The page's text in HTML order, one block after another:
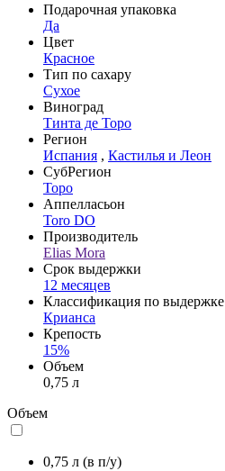
Подарочная упаковка
Да
Цвет
Красное
Тип по сахару
Сухое
Виноград
Тинта де Торо
Регион
Испания , Кастилья и Леон
СубРегион
Торо
Аппелласьон
Toro DO
Производитель
Elias Mora
Срок выдержки
12 месяцев
Классификация по выдержке
Крианса
Крепость
15%
Объем
0,75 л
Объем
0,75 л (в п/у)